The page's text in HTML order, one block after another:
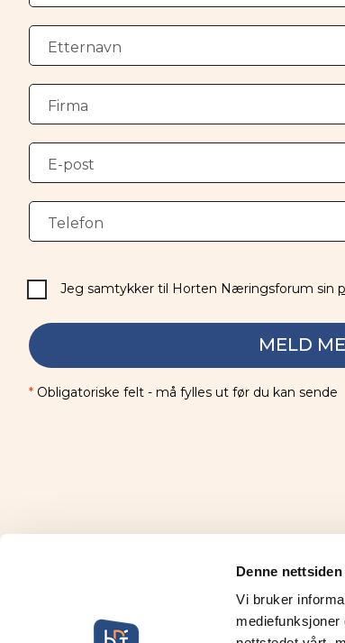
Denne
Vi bruker
Etternavn
Firma
E-post
Telefon
Jeg samtykker til Horten Næringsforum sin
MELD
* Obligatoriske felt - må fylles ut før du kan sende